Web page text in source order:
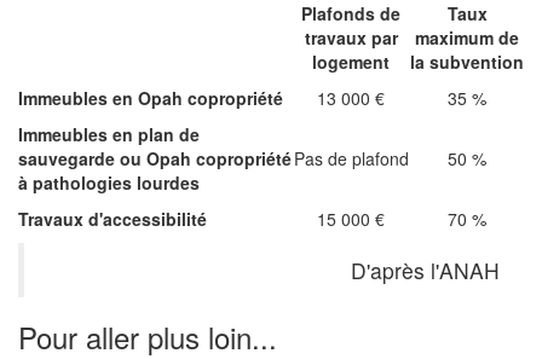
Plafonds de
travaux par
logement
Taux
maximum de
la subvention
Immeubles en Opah copropriété
13 000 €
35 %
Immeubles en plan de
sauvegarde ou Opah copropriété
à pathologies lourdes
Pas de plafond 50 %
Travaux d'accessibilité 15 000 € 70 %
D'après l'ANAH
Pour aller plus loin...